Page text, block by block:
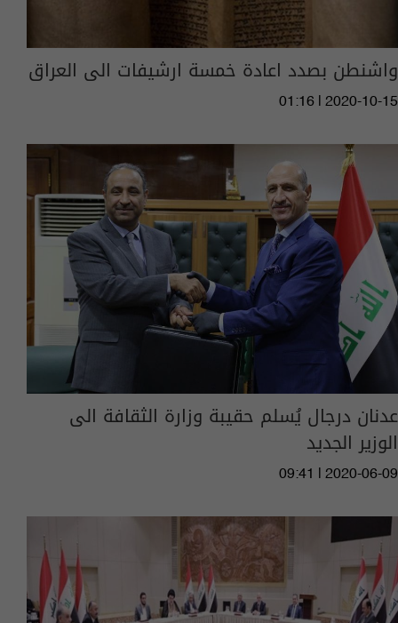
واشنطن بصدد اعادة خمسة ارشيفات الى العراق
01:16 | 2020-10-15
عدنان درجال يُسلم حقيبة وزارة الثقافة الى
الوزير الجديد
09:41 | 2020-06-09